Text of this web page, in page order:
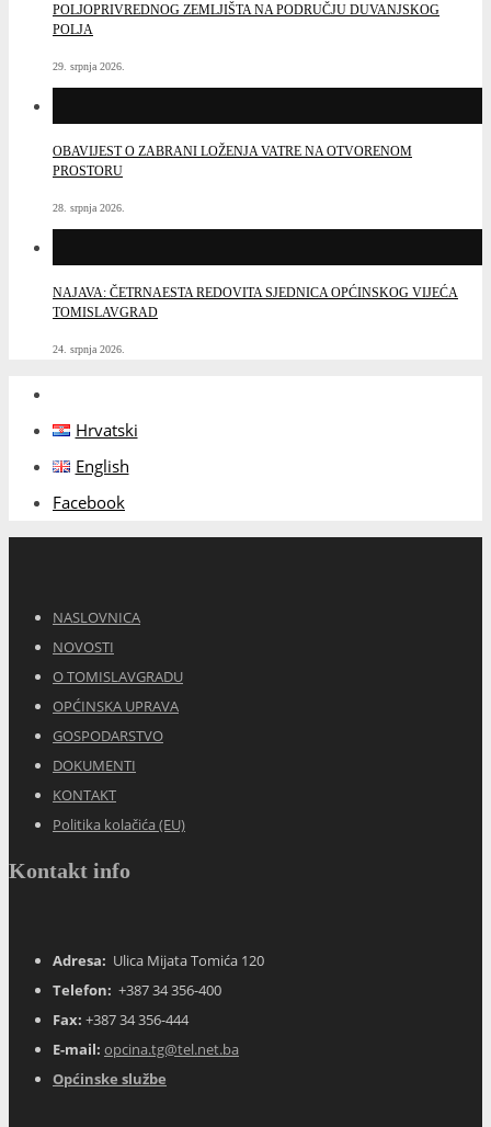
POLJOPRIVREDNOG ZEMLJIŠTA NA PODRUČJU DUVANJSKOG
POLJA
29. srpnja 2026.
OBAVIJEST O ZABRANI LOŽENJA VATRE NA OTVORENOM
PROSTORU
28. srpnja 2026.
NAJAVA: ČETRNAESTA REDOVITA SJEDNICA OPĆINSKOG VIJEĆA
TOMISLAVGRAD
24. srpnja 2026.
Hrvatski
English
Facebook
NASLOVNICA
NOVOSTI
O TOMISLAVGRADU
OPĆINSKA UPRAVA
GOSPODARSTVO
DOKUMENTI
KONTAKT
Politika kolačića (EU)
Kontakt info
Adresa: Ulica Mijata Tomića 120
Telefon: +387 34 356-400
Fax: +387 34 356-444
E-mail: opcina.tg@tel.net.ba
Općinske službe